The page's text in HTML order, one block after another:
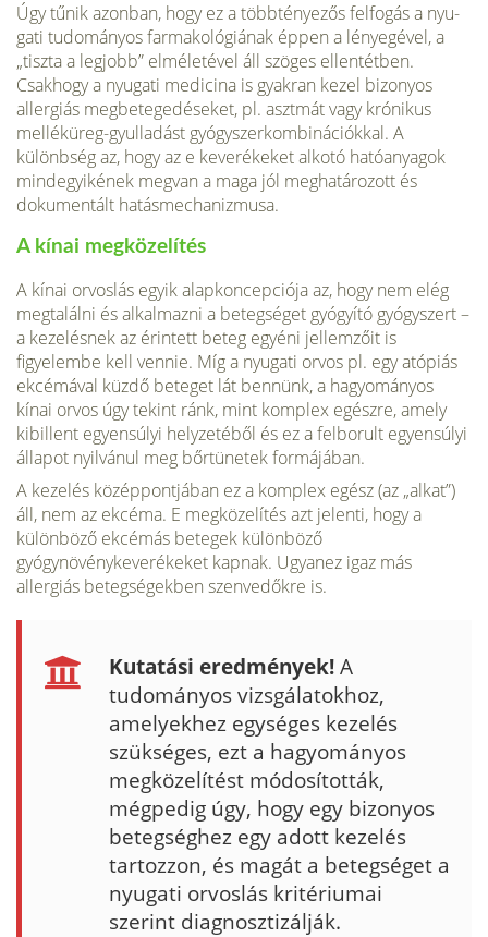
Úgy tűnik azonban, hogy ez a többtényezős felfogás a nyu­
gati tudományos farmakológiának éppen a lényegével, a
„tiszta a legjobb” elméletével áll szöges ellentétben.
Csakhogy a nyu­gati medicina is gyakran kezel bizonyos
allergiás megbetegedé­seket, pl. asztmát vagy krónikus
melléküreg-gyulladást gyógyszerkombinációkkal. A
különbség az, hogy az e keveré­keket alkotó hatóanyagok
mindegyikének megvan a maga jól meghatározott és
dokumentált hatásmechanizmusa.
A kínai megközelítés
A kínai orvoslás egyik alapkoncepciója az, hogy nem elég
megtalálni és alkalmazni a betegséget gyógyító gyógyszert –
a kezelésnek az érintett beteg egyéni jellemzőit is
figyelembe kell vennie. Míg a nyugati orvos pl. egy atópiás
ekcémával küzdő beteget lát bennünk, a hagyományos
kínai orvos úgy tekint ránk, mint komplex egészre, amely
kibillent egyensúlyi helyzetéből és ez a felborult egyensúlyi
állapot nyilvánul meg bőrtünetek formájában.
A kezelés középpontjában ez a komplex egész (az „alkat”)
áll, nem az ekcéma. E megközelítés azt jelenti, hogy a
különböző ekcémás betegek különböző
gyógynövénykeverékeket kapnak. Ugyanez igaz más
allergiás betegségekben szenvedőkre is.
Kutatási eredmények!A
tudományos vizsgálatokhoz,
amelyekhez egységes kezelés
szükséges, ezt a hagyományos
megközelítést módosították,
mégpedig úgy, hogy egy bizonyos
betegséghez egy adott kezelés
tartozzon, és magát a betegséget a
nyugati orvoslás kritériumai
szerint diagnosztizálják.